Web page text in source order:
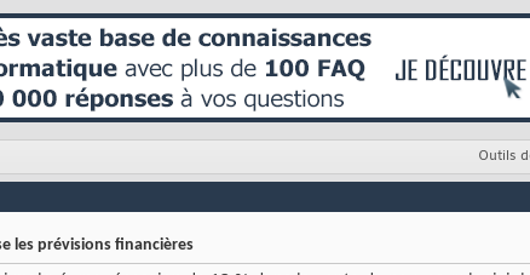
Outils
les prévisions financières